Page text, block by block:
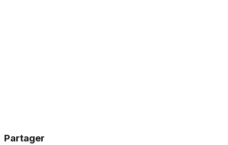
Partager